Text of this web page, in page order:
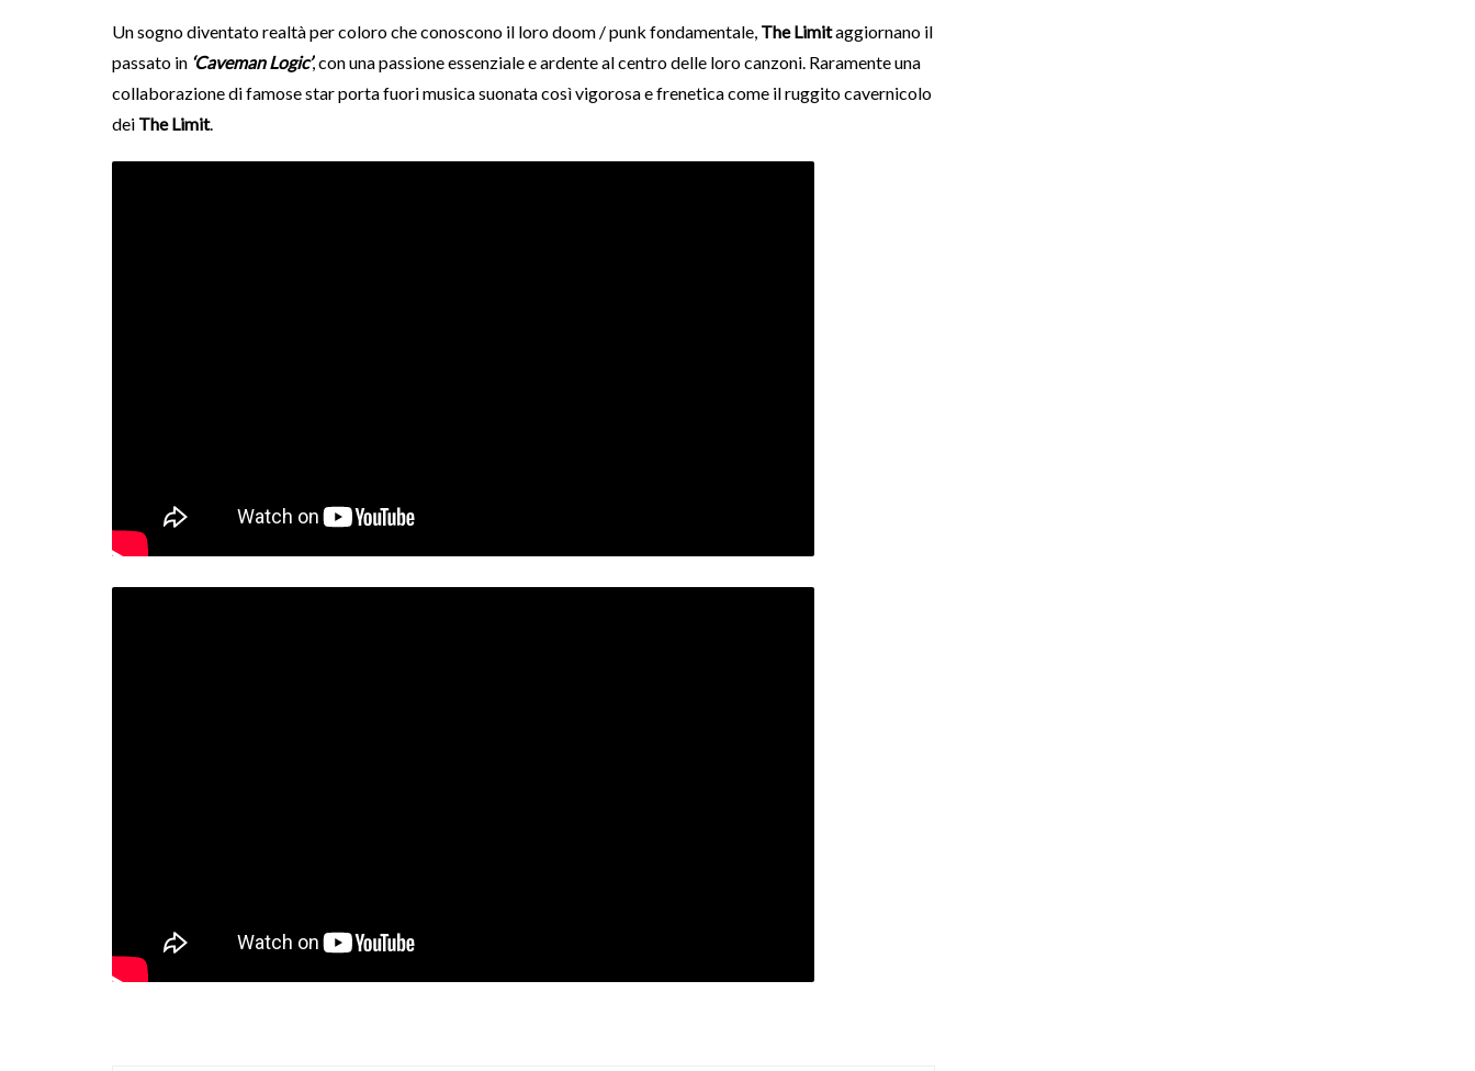
Un sogno diventato realtà per coloro che conoscono il loro doom / punk fondamentale, The Limitaggiornano il
passato in ‘Caveman Logic’, con una passione essenziale e ardente al centro delle loro canzoni. Raramente una
collaborazione di famose star porta fuori musica suonata così vigorosa e frenetica come il ruggito cavernicolo
dei The Limit.